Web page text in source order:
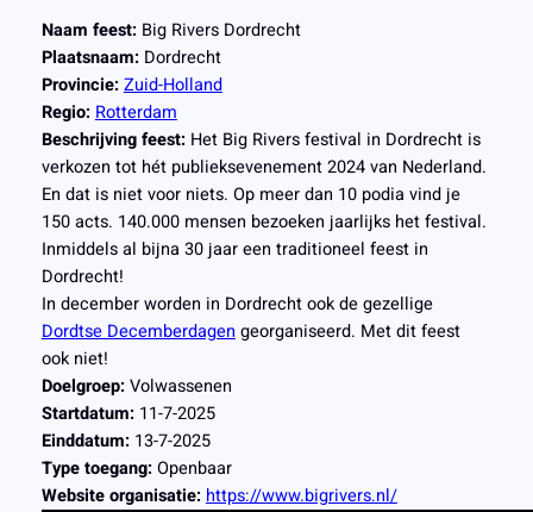
Naam feest: Big Rivers Dordrecht
Plaatsnaam: Dordrecht
Provincie: Zuid-Holland
Regio: Rotterdam
Beschrijving feest: Het Big Rivers festival in Dordrecht is
verkozen tot hét publieksevenement 2024 van Nederland.
En dat is niet voor niets. Op meer dan 10 podia vind je
150 acts. 140.000 mensen bezoeken jaarlijks het festival.
Inmiddels al bijna 30 jaar een traditioneel feest in
Dordrecht!
In december worden in Dordrecht ook de gezellige
Dordtse Decemberdagengeorganiseerd. Met dit feest
ook niet!
Doelgroep: Volwassenen
Startdatum: 11-7-2025
Einddatum: 13-7-2025
Type toegang: Openbaar
Website organisatie: https://www.bigrivers.nl/